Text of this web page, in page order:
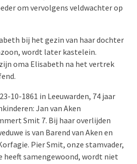
om vervolgens veldwachter op
bij het gezin van haar dochter
wordt later kastelein.
oma Elisabeth na het vertrek
10-1861 in Leeuwarden, 74 jaar
Jan van Aken
Smit 7. Bij haar overlijden
is van Barend van Aken en
Pier Smit, onze stamvader,
heeft samengewoond, wordt niet